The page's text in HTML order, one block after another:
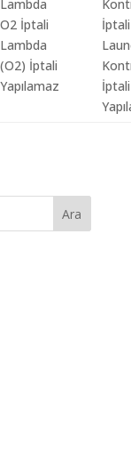
Lambda
(O2) İptali
Yapılamaz
İptali
Ara